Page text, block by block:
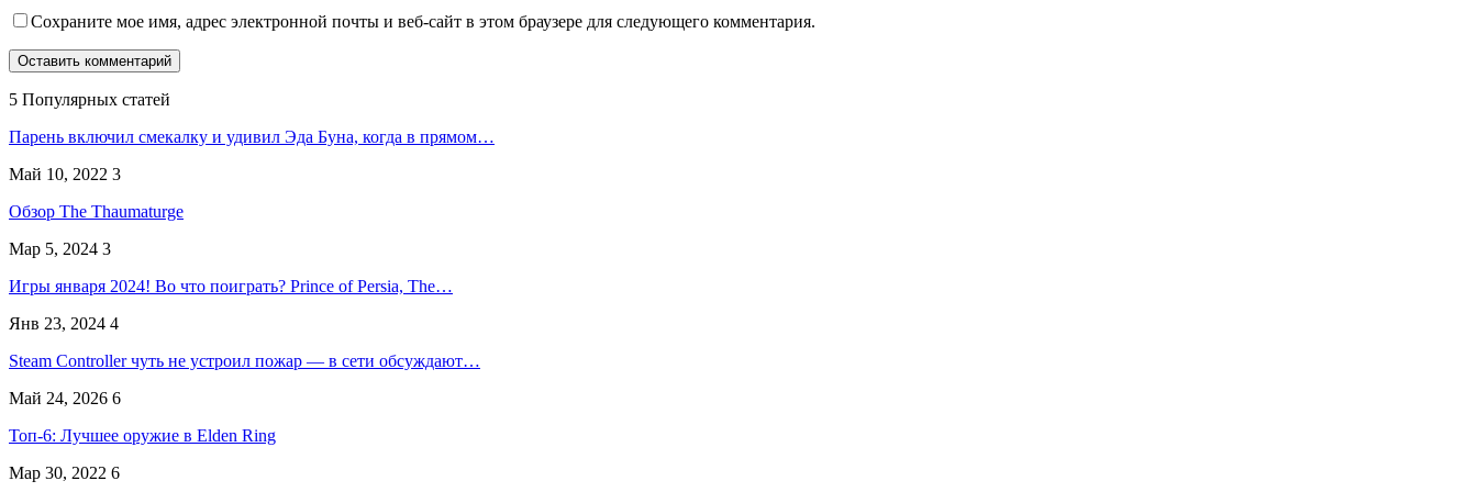
Сохраните мое имя, адрес электронной почты и веб-сайт в этом браузере для следующего комментария.
5 Популярных статей
Парень включил смекалку и удивил Эда Буна, когда в прямом…
Май 10, 2022 3
Обзор The Thaumaturge
Мар 5, 2024 3
Игры января 2024! Во что поиграть? Prince of Persia, The…
Янв 23, 2024 4
Steam Controller чуть не устроил пожар — в сети обсуждают…
Май 24, 2026 6
Топ-6: Лучшее оружие в Elden Ring
Мар 30, 2022 6